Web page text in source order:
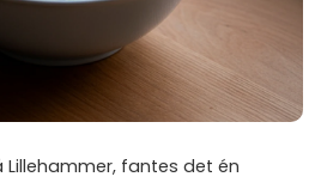
fantes det én